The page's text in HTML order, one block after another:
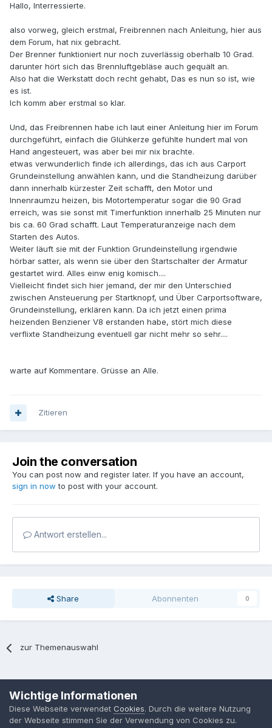
Hallo, Interressierte.
also vorweg, gleich erstmal, Freibrennen nach Anleitung, hier aus
dem Forum, hat nix gebracht.
Der Brenner funktioniert nur noch zuverlässig oberhalb 10 Grad.
darunter hört sich das Brennluftgebläse auch gequält an.
Also hat die Werkstatt doch recht gehabt, Das es nun so ist, wie
es ist.
Ich komm aber erstmal so klar.
Und, das Freibrennen habe ich laut einer Anleitung hier im Forum
durchgeführt, einfach die Glühkerze gefühlte hundert mal von
Hand angesteuert, was aber bei mir nix brachte.
etwas verwunderlich finde ich allerdings, das ich aus Carport
Grundeinstellung anwählen kann, und die Standheizung darüber
dann innerhalb kürzester Zeit schafft, den Motor und
Innenraumzu heizen, bis Motortemperatur sogar die 90 Grad
erreich, was sie sonst mit Timerfunktion innerhalb 25 Minuten nur
bis ca. 60 Grad schafft. Laut Temperaturanzeige nach dem
Starten des Autos.
Weiter läuft sie mit der Funktion Grundeinstellung irgendwie
hörbar satter, als wenn sie über den Startschalter der Armatur
gestartet wird. Alles einw enig komisch....
Vielleicht findet sich hier jemand, der mir den Unterschied
zwischen Ansteuerung per Startknopf, und Über Carportsoftware,
Grundeinstellung, erklären kann. Da ich jetzt einen prima
heizenden Benziener V8 erstanden habe, stört mich diese
verflixte Standheizung eventuell gar nicht mehr so sehr....
warte auf Kommentare. Grüsse an Alle.
Zitieren
Join the conversation
You can post now and register later. If you have an account,
sign in now to post with your account.
Antwort erstellen...
Share Abonnenten 0
zur Themenauswahl
MPP-Engineering
Powered by Invision Community
Wichtige Informationen
Diese Webseite verwendet Cookies. Durch die weitere Nutzung
der Webseite stimmen Sie der Verwendung von Cookies zu.